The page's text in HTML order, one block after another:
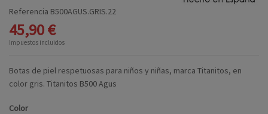
Referencia B500AGUS.GRIS.22
45,90 €
Impuestos incluidos
Botas de piel respetuosas para niños y niñas, marca Titanitos, en
color gris. Titanitos B500 Agus
Color